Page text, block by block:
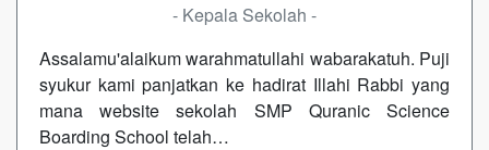
- Kepala Sekolah -
Assalamu'alaikum warahmatullahi wabarakatuh. Puji
syukur kami panjatkan ke hadirat Illahi Rabbi yang
mana website sekolah SMP Quranic Science
Boarding School telah…